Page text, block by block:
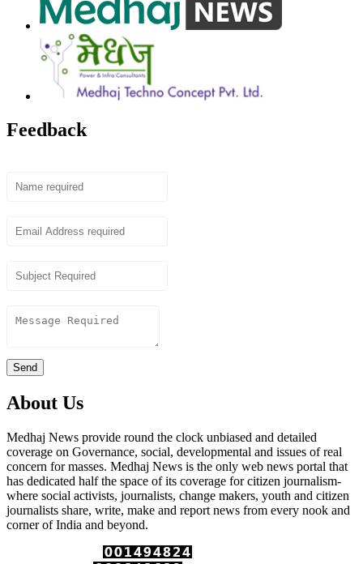
Feedback
Send
About Us
Medhaj News provide round the clock unbiased and detailed
coverage on Governance, social, developmental and issues of real
concern for masses. Medhaj News is the only web news portal that
has dedicated half the space of its coverage for citizen journalism-
where social activists, journalists, change makers, youth and citizen
journalists share, write, make and report news from every nook and
corner of India and beyond.